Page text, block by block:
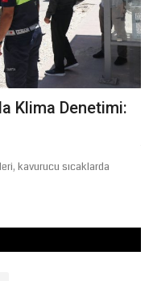
Klima Denetimi:
kavurucu sıcaklarda